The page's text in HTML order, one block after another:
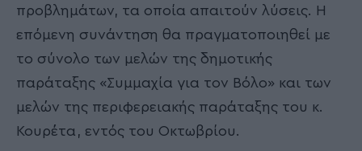
προβλημάτων, τα οποία απαιτούν λύσεις. Η
επόμενη συνάντηση θα πραγματοποιηθεί με
το σύνολο των μελών της δημοτικής
παράταξης «Συμμαχία για τον Βόλο» και των
μελών της περιφερειακής παράταξης του κ.
Κουρέτα, εντός του Οκτωβρίου.